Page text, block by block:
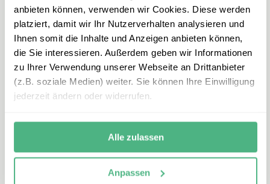
anbieten können, verwenden wir Cookies. Diese werden
platziert, damit wir Ihr Nutzerverhalten analysieren und
Ihnen somit die Inhalte und Anzeigen anbieten können,
die Sie interessieren. Außerdem geben wir Informationen
zu Ihrer Verwendung unserer Webseite an Drittanbieter
(z.B. soziale Medien) weiter. Sie können Ihre Einwilligung
jederzeit ändern oder widerrufen.
Alle zulassen
Anpassen
bhutan@erlebe.de
Montag – Freitag:
und nach individueller
Terminvereinbarung